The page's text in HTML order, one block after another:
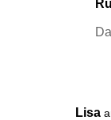
Lisa